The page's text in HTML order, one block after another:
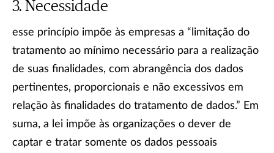
Necessidade
esse princípio impõe às empresas a “limitação do
tratamento ao mínimo necessário para a realização
de suas finalidades, com abrangência dos dados
pertinentes, proporcionais e não excessivos em
relação às finalidades do tratamento de dados.” Em
suma, a lei impõe às organizações o dever de
captar e tratar somente os dados pessoais